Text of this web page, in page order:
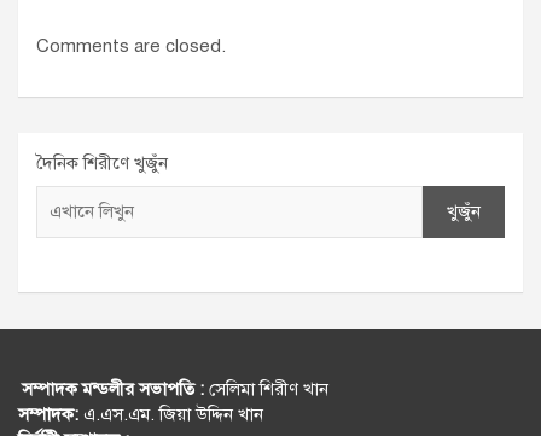
Comments are closed.
দৈনিক শিরীণে খুজুঁন
খুজুঁন
সম্পাদক মন্ডলীর সভাপতি : সেলিমা শিরীণ খান
সম্পাদক: এ.এস.এম. জিয়া উদ্দিন খান